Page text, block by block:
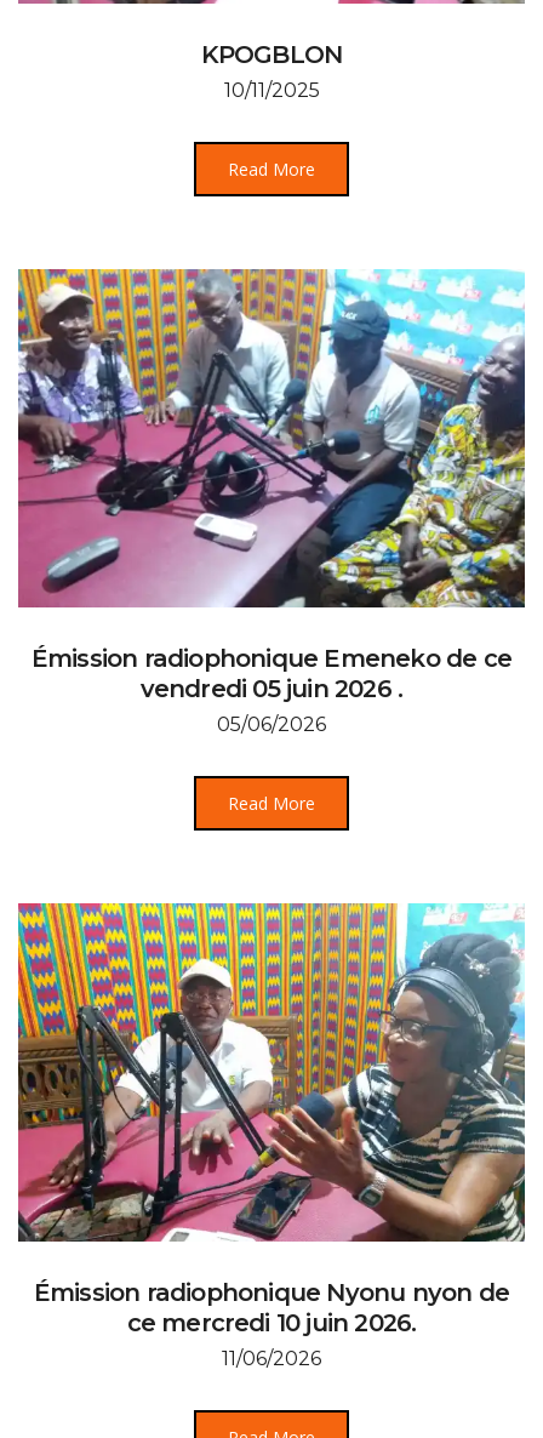
KPOGBLON
10/11/2025
Read More
Émission radiophonique Emeneko de ce
vendredi 05 juin 2026 .
05/06/2026
Read More
Émission radiophonique Nyonu nyon de
ce mercredi 10 juin 2026.
11/06/2026